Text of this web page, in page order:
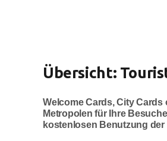
Übersicht:
Welcome Cards, City
Metropolen für Ihre
kostenlosen Benutzung